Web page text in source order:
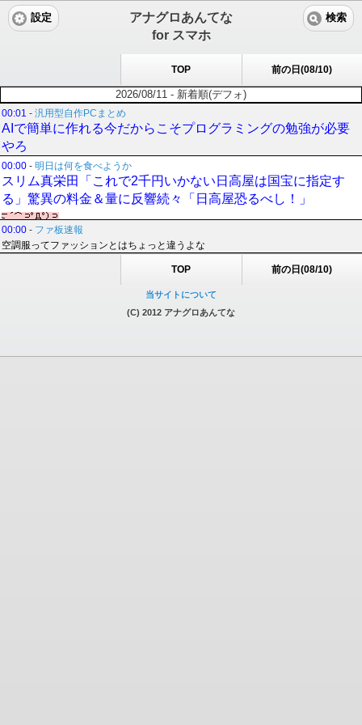
アナグロあんてな
for スマホ
設定 検索
TOP 前の日(08/10)
2026/08/11 - 新着順(デフォ)
00:01 - 汎用型自作PCまとめ
AIで簡単に作れる今だからこそプログラミングの勉強が必要
やろ
00:00 - 明日は何を食べようか
スリム真栄田「これで2千円いかない日高屋は国宝に指定す
る」驚異の料金＆量に反響続々「日高屋恐るべし！」
00:00 - ファ板速報
空調服ってファッションとはちょっと違うよな
TOP 前の日(08/10)
当サイトについて
(C) 2012 アナグロあんてな